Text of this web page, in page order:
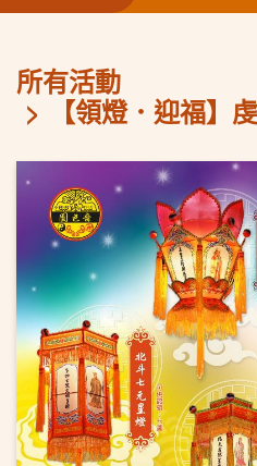
所有活動
【領燈．迎福】